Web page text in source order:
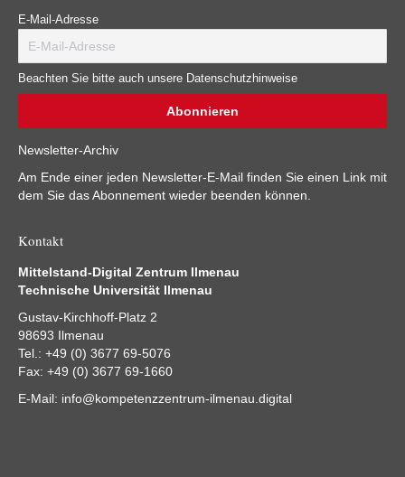
E-Mail-Adresse
Beachten Sie bitte auch unsere Datenschutzhinweise
Newsletter-Archiv
Am Ende einer jeden Newsletter-E-Mail finden Sie einen Link mit
dem Sie das Abonnement wieder beenden können.
Kontakt
Mittelstand-Digital Zentrum Ilmenau
Technische Universität Ilmenau
Gustav-Kirchhoff-Platz 2
98693 Ilmenau
Tel.: +49 (0) 3677 69-5076
Fax: +49 (0) 3677 69-1660
E-Mail: info@kompetenzzentrum-ilmenau.digital